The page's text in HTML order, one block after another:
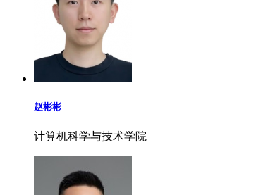
赵彬彬
计算机科学与技术学院